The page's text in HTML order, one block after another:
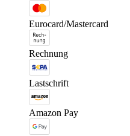
Eurocard/Mastercard
Rechnung
Lastschrift
Amazon Pay